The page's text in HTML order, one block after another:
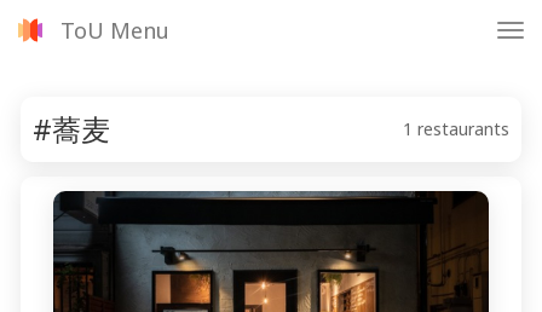
ToU Menu
#蕎麦 1 restaurants